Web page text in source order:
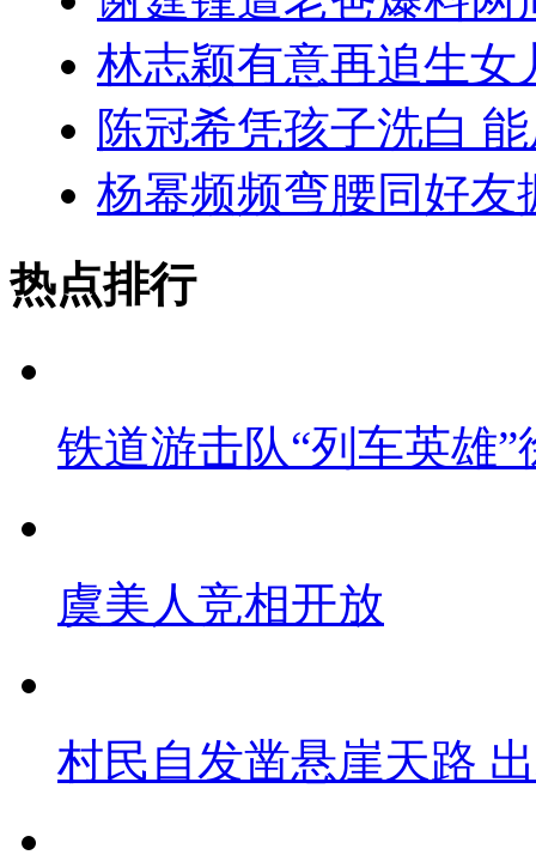
林志颖有意再追生
陈冠希凭孩子洗白
杨幂频频弯腰同好
热点排行
铁道游击队“列车英雄
虞美人竞相开放
村民自发凿悬崖天路